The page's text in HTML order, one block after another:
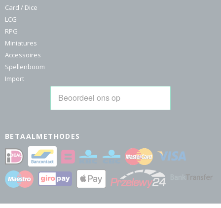
Card / Dice
LCG
RPG
Miniatures
Accessoires
Spellenboom
Import
BETAALMETHODES